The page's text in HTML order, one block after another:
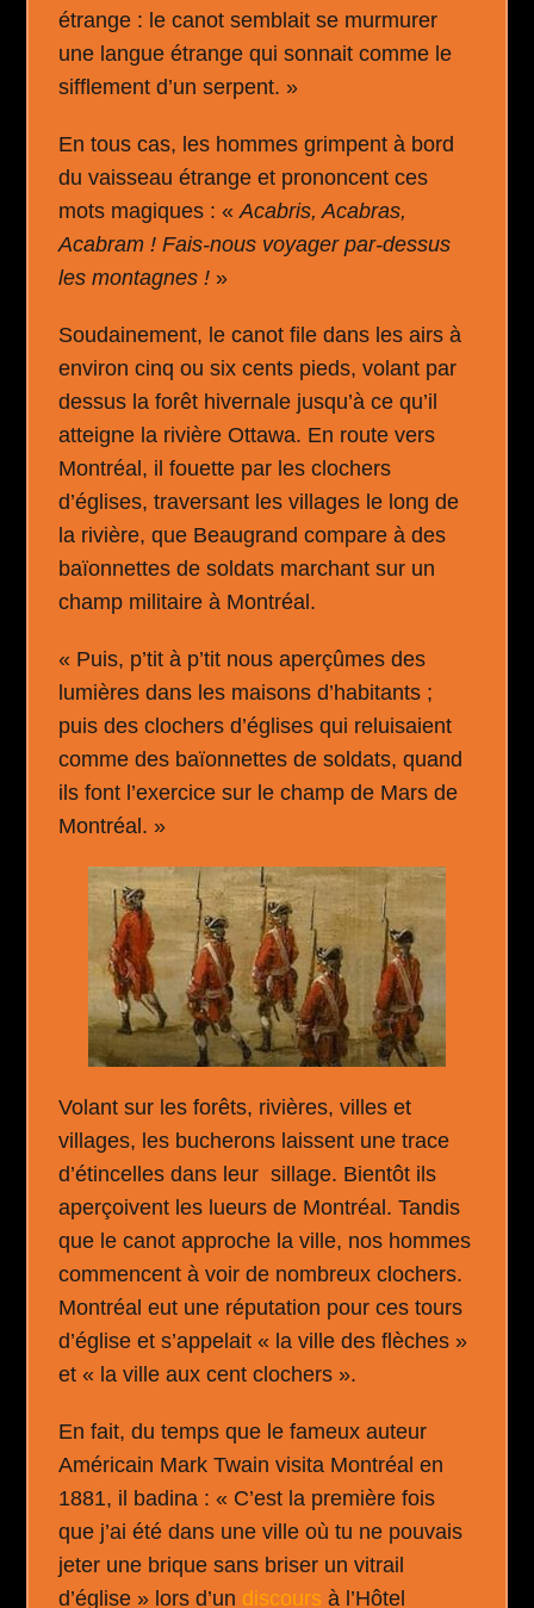
étrange : le canot semblait se murmurer
une langue étrange qui sonnait comme le
sifflement d’un serpent. »
En tous cas, les hommes grimpent à bord
du vaisseau étrange et prononcent ces
mots magiques : «Acabris, Acabras,
Acabram ! Fais-nous voyager par-dessus
les montagnes ! »
Soudainement, le canot file dans les airs à
environ cinq ou six cents pieds, volant par
dessus la forêt hivernale jusqu’à ce qu’il
atteigne la rivière Ottawa. En route vers
Montréal, il fouette par les clochers
d’églises, traversant les villages le long de
la rivière, que Beaugrand compare à des
baïonnettes de soldats marchant sur un
champ militaire à Montréal.
« Puis, p’tit à p’tit nous aperçûmes des
lumières dans les maisons d’habitants ;
puis des clochers d’églises qui reluisaient
comme des baïonnettes de soldats, quand
ils font l’exercice sur le champ de Mars de
Montréal. »
Volant sur les forêts, rivières, villes et
villages, les bucherons laissent une trace
d’étincelles dans leur sillage. Bientôt ils
aperçoivent les lueurs de Montréal. Tandis
que le canot approche la ville, nos hommes
commencent à voir de nombreux clochers.
Montréal eut une réputation pour ces tours
d’église et s’appelait « la ville des flèches »
et « la ville aux cent clochers ».
En fait, du temps que le fameux auteur
Américain Mark Twain visita Montréal en
1881, il badina : « C’est la première fois
que j’ai été dans une ville où tu ne pouvais
jeter une brique sans briser un vitrail
d’église » lors d’un discours à l’Hôtel